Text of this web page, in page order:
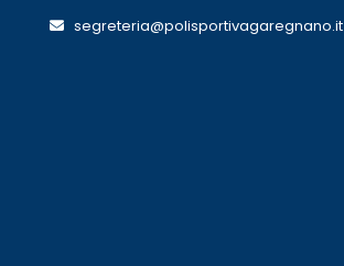
segreteria@polisportivagaregnano.it